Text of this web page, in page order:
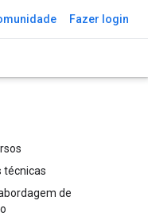
Fazer login
técnicas
de